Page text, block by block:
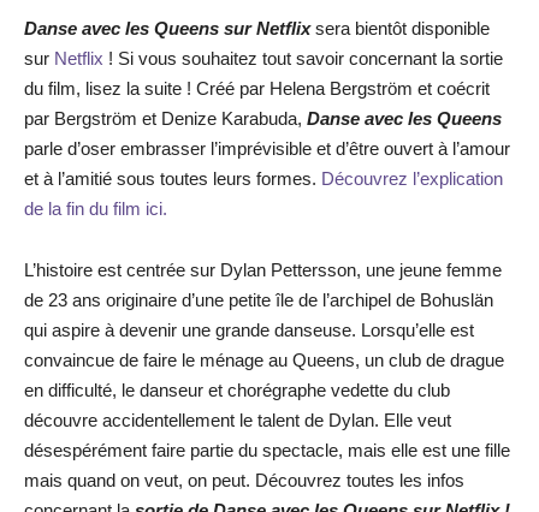
Danse avec les Queens sur Netflixsera bientôt disponible
sur Netflix ! Si vous souhaitez tout savoir concernant la sortie
du film, lisez la suite ! Créé par Helena Bergström et coécrit
par Bergström et Denize Karabuda, Danse avec les Queens
parle d’oser embrasser l’imprévisible et d’être ouvert à l’amour
et à l’amitié sous toutes leurs formes. Découvrez l’explication
de la fin du film ici.
L’histoire est centrée sur Dylan Pettersson, une jeune femme
de 23 ans originaire d’une petite île de l’archipel de Bohuslän
qui aspire à devenir une grande danseuse. Lorsqu’elle est
convaincue de faire le ménage au Queens, un club de drague
en difficulté, le danseur et chorégraphe vedette du club
découvre accidentellement le talent de Dylan. Elle veut
désespérément faire partie du spectacle, mais elle est une fille
mais quand on veut, on peut. Découvrez toutes les infos